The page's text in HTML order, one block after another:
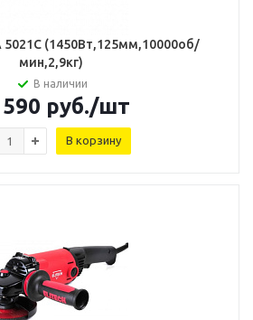
(1450Вт,125мм,10000об/
мин,2,9кг)
В наличии
руб./шт
В корзину